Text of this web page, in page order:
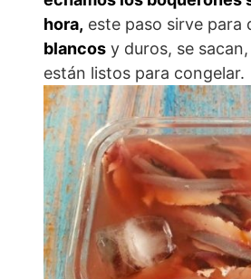
hora, este paso sirve para
blancos y duros, se
están listos para congelar.